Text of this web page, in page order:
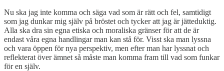
Nu ska jag inte komma och säga vad som är rätt och fel, samtidigt
som jag dunkar mig själv på bröstet och tycker att jag är jätteduktig.
Alla ska dra sin egna etiska och moraliska gränser för att de är
endast våra egna handlingar man kan stå för. Visst ska man lyssna
och vara öppen för nya perspektiv, men efter man har lyssnat och
reflekterat över ämnet så måste man komma fram till vad som funkar
för en själv.